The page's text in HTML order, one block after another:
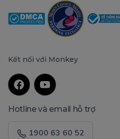
Kết nối với Monkey
Hotline và email hỗ trợ
1900 63 60 52